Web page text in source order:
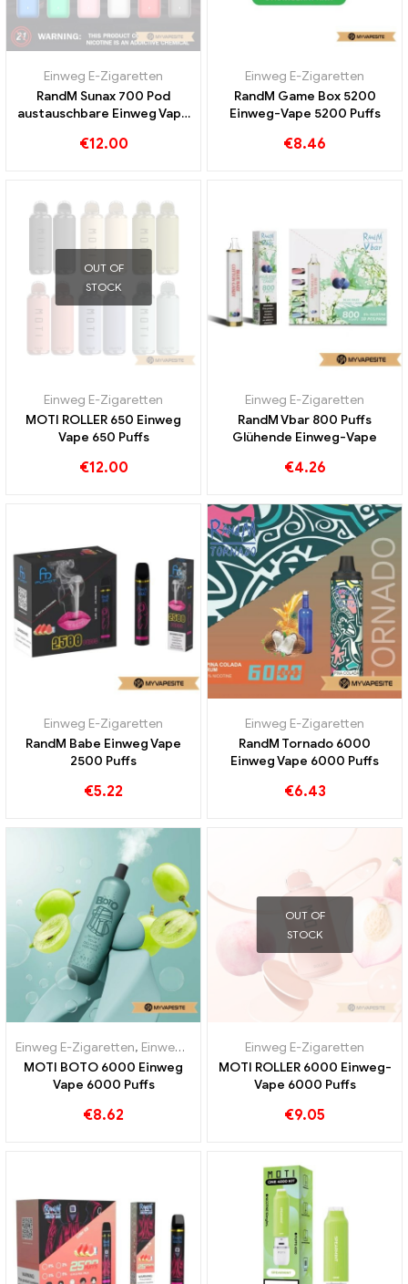
Einweg E-Zigaretten
RandM Sunax 700 Pod
austauschbare Einweg Vape
€12.00
Einweg E-Zigaretten
RandM Game Box 5200
Einweg-Vape 5200 Puffs
€8.46
OUT OF
STOCK
Einweg E-Zigaretten
MOTI ROLLER 650 Einweg
Vape 650 Puffs
€12.00
Einweg E-Zigaretten
RandM Vbar 800 Puffs
Glühende Einweg-Vape
€4.26
Einweg E-Zigaretten
RandM Babe Einweg Vape
2500 Puffs
€5.22
Einweg E-Zigaretten
RandM Tornado 6000
Einweg Vape 6000 Puffs
€6.43
Einweg E-Zigaretten, Einweg-E-Zigaretten Portugal ,Einweg-E-
MOTI BOTO 6000 Einweg
Vape 6000 Puffs
€8.62
OUT OF
STOCK
Einweg E-Zigaretten
MOTI ROLLER 6000 Einweg-
Vape 6000 Puffs
€9.05